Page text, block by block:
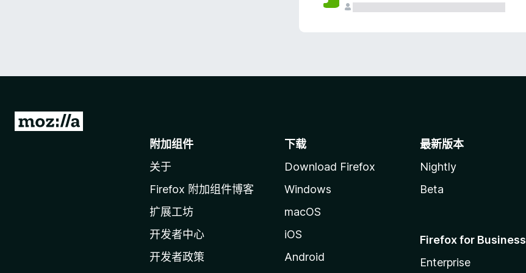
转
附加组件
关于
Firefox 附加组件博客
扩展工坊
开发者中心
开发者政策
下载
Download Firefox
Windows
macOS
iOS
Android
最新版本
Nightly
Beta
Firefox for Business
Enterprise